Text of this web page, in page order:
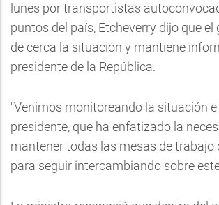
lunes por transportistas
puntos del país, Etcheverry dijo que el
de cerca la situación y mantiene
presidente de la República.
"Venimos monitoreando la situación
presidente, que ha enfatizado la
mantener todas las mesas de trabajo
para seguir intercambiando sobre